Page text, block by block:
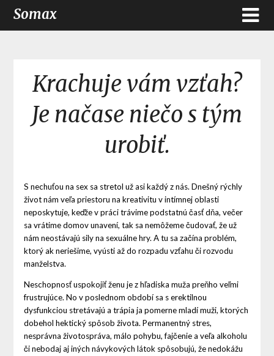
Somax
Krachuje vám vzťah?
Je načase niečo s tým
urobiť.
S nechuťou na sex sa stretol už asi každý z nás. Dnešný rýchly
život nám veľa priestoru na kreativitu v intímnej oblasti
neposkytuje, keďže v práci trávime podstatnú časť dňa, večer
sa vrátime domov unavení, tak sa nemôžeme čudovať, že už
nám neostávajú sily na sexuálne hry. A tu sa začína problém,
ktorý ak neriešime, vyústi až do rozpadu vzťahu či rozvodu
manželstva.
Neschopnosť uspokojiť ženu je z hľadiska muža preňho veľmi
frustrujúce. No v poslednom období sa s erektilnou
dysfunkciou stretávajú a trápia ja pomerne mladí muži, ktorých
dobehol hektický spôsob života. Permanentný stres,
nesprávna životospráva, málo pohybu, fajčenie a veľa alkoholu
či nebodaj aj iných návykových látok spôsobujú, že nedokážu